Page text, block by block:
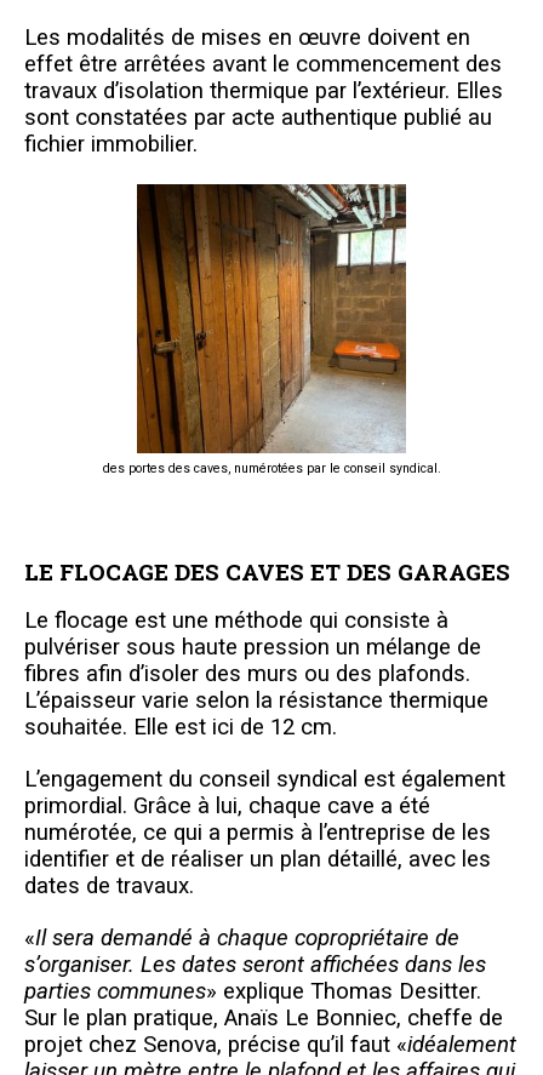
Les modalités de mises en œuvre doivent en
effet être arrêtées avant le commencement des
travaux d’isolation thermique par l’extérieur. Elles
sont constatées par acte authentique publié au
fichier immobilier.
des portes des caves, numérotées par le conseil syndical.
LE FLOCAGE DES CAVES ET DES GARAGES
Le flocage est une méthode qui consiste à
pulvériser sous haute pression un mélange de
fibres afin d’isoler des murs ou des plafonds.
L’épaisseur varie selon la résistance thermique
souhaitée. Elle est ici de 12 cm.
L’engagement du conseil syndical est également
primordial. Grâce à lui, chaque cave a été
numérotée, ce qui a permis à l’entreprise de les
identifier et de réaliser un plan détaillé, avec les
dates de travaux.
«Il sera demandé à chaque copropriétaire de
s’organiser. Les dates seront affichées dans les
parties communes» explique Thomas Desitter.
Sur le plan pratique, Anaïs Le Bonniec, cheffe de
projet chez Senova, précise qu’il faut «idéalement